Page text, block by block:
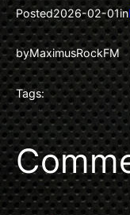
Posted2026-02-01in
byMaximusRockFM
Tags: